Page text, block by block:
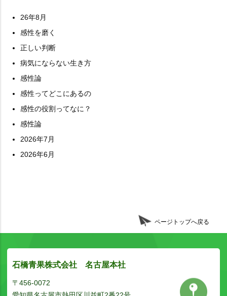
26年8月
感性を磨く
正しい判断
病気にならない生き方
感性論
感性ってどこにあるの
感性の役割ってなに？
感性論
2026年7月
2026年6月
ページトップへ戻る
石橋青果株式会社 名古屋本社
〒456-0072